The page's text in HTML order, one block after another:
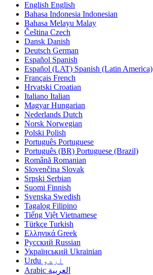
English English
Bahasa Indonesia Indonesian
Bahasa Melayu Malay
Čeština Czech
Dansk Danish
Deutsch German
Español Spanish
Español (LAT) Spanish (Latin America)
Français French
Hrvatski Croatian
Italiano Italian
Magyar Hungarian
Nederlands Dutch
Norsk Norwegian
Polski Polish
Português Portuguese
Português (BR) Portuguese (Brazil)
Română Romanian
Slovenčina Slovak
Srpski Serbian
Suomi Finnish
Svenska Swedish
Tagalog Filipino
Tiếng Việt Vietnamese
Türkçe Turkish
Ελληνικά Greek
Русский Russian
Український Ukrainian
اردو Urdu
العربية Arabic